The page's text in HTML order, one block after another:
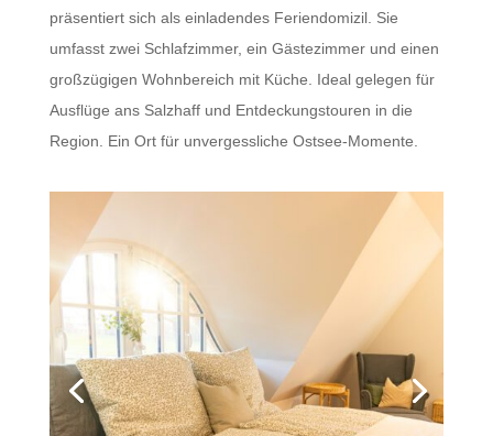
präsentiert sich als einladendes Feriendomizil. Sie
umfasst zwei Schlafzimmer, ein Gästezimmer und einen
großzügigen Wohnbereich mit Küche. Ideal gelegen für
Ausflüge ans Salzhaff und Entdeckungstouren in die
Region. Ein Ort für unvergessliche Ostsee-Momente.